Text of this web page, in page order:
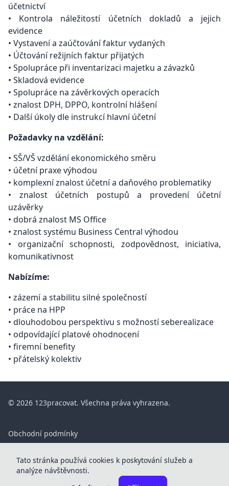
účetnictví
• Kontrola náležitostí účetních dokladů a jejich
evidence
• Vystavení a zaúčtování faktur vydaných
• Účtování režijních faktur přijatých
• Spolupráce při inventarizaci majetku a závazků
• Skladová evidence
• Spolupráce na závěrkových operacích
• znalost DPH, DPPO, kontrolní hlášení
• Další úkoly dle instrukcí hlavní účetní
Požadavky na vzdělání:
• SŠ/VŠ vzdělání ekonomického směru
• účetní praxe výhodou
• komplexní znalost účetní a daňového problematiky
• znalost účetních postupů a provedení účetní
uzávěrky
• dobrá znalost MS Office
• znalost systému Business Central výhodou
• organizační schopnosti, zodpovědnost, iniciativa,
komunikativnost
Nabízíme:
• zázemí a stabilitu silné společností
• práce na HPP
• dlouhodobou perspektivu s možností seberealizace
• odpovídající platové ohodnocení
• firemní benefity
• přátelský kolektiv
© 2026 123pracovat. Všechna práva vyhrazena.
Obchodní podmínky
Kontakt
Ceník
Tato stránka používá cookies k poskytování služeb a
analýze návštěvnosti.